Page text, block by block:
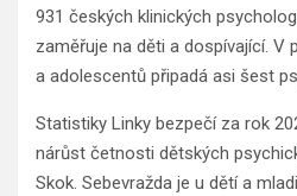
931 českých klinických
zaměřuje na děti a dospívající. V
a adolescentů připadá asi šest
Statistiky Linky bezpečí za rok
nárůst četnosti dětských
Skok. Sebevražda je u dětí a